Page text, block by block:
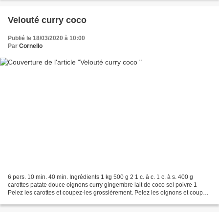
Velouté curry coco
Publié le 18/03/2020 à 10:00
Par Cornello
6 pers. 10 min. 40 min. Ingrédients 1 kg 500 g 2 1 c. à c. 1 c. à s. 400 g
carottes patate douce oignons curry gingembre lait de coco sel poivre 1
Pelez les carottes et coupez-les grossièrement. Pelez les oignons et coupez-